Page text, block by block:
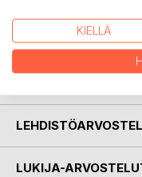
toteutettu hieronta on
hetki yhdessä
LUKIJA-
KIELLÄ